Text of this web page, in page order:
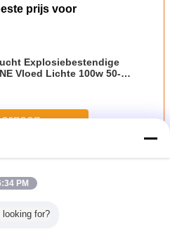
prijs voor
Explosiebestendige
Vloed Lichte 100w 50-
vloedlicht
PM
looking for?